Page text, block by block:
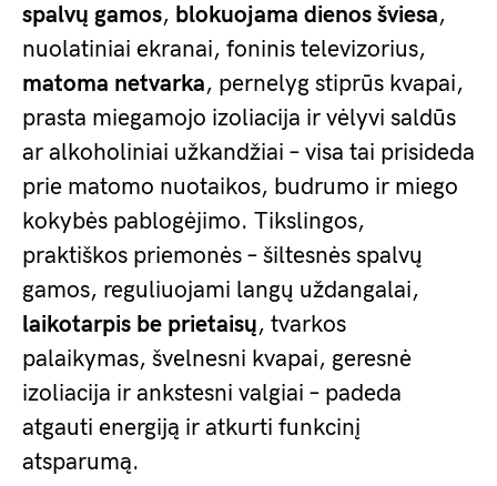
spalvų gamos, blokuojama dienos šviesa,
nuolatiniai ekranai, foninis televizorius,
matoma netvarka, pernelyg stiprūs kvapai,
prasta miegamojo izoliacija ir vėlyvi saldūs
ar alkoholiniai užkandžiai – visa tai prisideda
prie matomo nuotaikos, budrumo ir miego
kokybės pablogėjimo. Tikslingos,
praktiškos priemonės – šiltesnės spalvų
gamos, reguliuojami langų uždangalai,
laikotarpis be prietaisų, tvarkos
palaikymas, švelnesni kvapai, geresnė
izoliacija ir ankstesni valgiai – padeda
atgauti energiją ir atkurti funkcinį
atsparumą.